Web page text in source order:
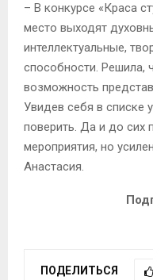
– В конкурсе «Краса
место выходят
интеллектуальные,
способности. Решила,
возможность
Увидев себя в списке
поверить. Да и до сих
мероприятия, но
Анастасия.
ПОДЕЛИТЬСЯ